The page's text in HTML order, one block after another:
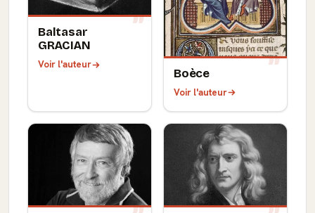
Baltasar
GRACIAN
Voir l'auteur
Boèce
Voir l'auteur